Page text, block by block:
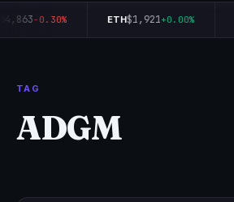
-0.30% ETH$1,921+0.00%
TAG
ADGM